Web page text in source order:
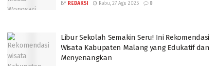
BY REDAKSI Rabu, 27 Agu 2025 0
Libur Sekolah Semakin Seru! Ini Rekomendasi
Wisata Kabupaten Malang yang Edukatif dan
Menyenangkan